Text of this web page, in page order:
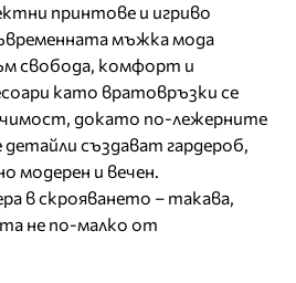
принтове и игриво
мъжка мода
свобода, комфорт и
като вратовръзки се
докато по-лежерните
създават гардероб,
модерен и вечен.
в скрояването – такава,
не по-малко от